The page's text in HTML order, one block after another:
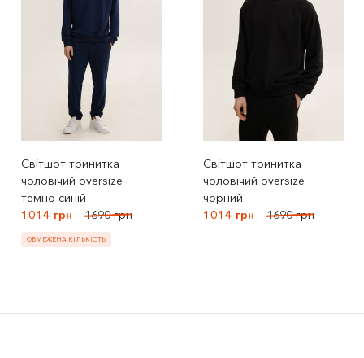
Світшот тринитка
чоловічий oversize
темно-синій
1014 грн
1690 грн
ОБМЕЖЕНА КІЛЬКІСТЬ
Світшот тринитка
чоловічий oversize
чорний
1014 грн
1690 грн